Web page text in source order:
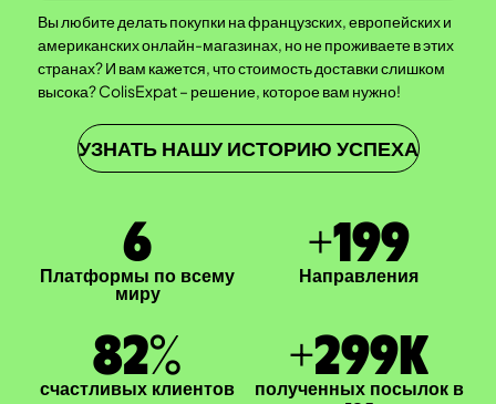
Вы любите делать покупки на французских, европейских и
американских онлайн-магазинах, но не проживаете в этих
странах? И вам кажется, что стоимость доставки слишком
высока? ColisExpat – решение, которое вам нужно!
УЗНАТЬ НАШУ ИСТОРИЮ УСПЕХА
7
Платформы по всему
миру
+200
Направления
83%
счастливых клиентов
+300K
полученных посылок в